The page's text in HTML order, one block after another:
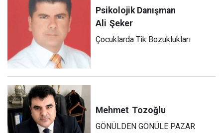
Psikolojik Danışman
Ali Şeker
Çocuklarda Tik Bozuklukları
Mehmet Tozoğlu
GÖNÜLDEN GÖNÜLE PAZAR